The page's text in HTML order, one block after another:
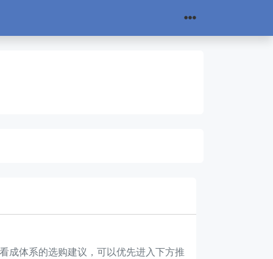
成体系的选购建议，可以优先进入下方推